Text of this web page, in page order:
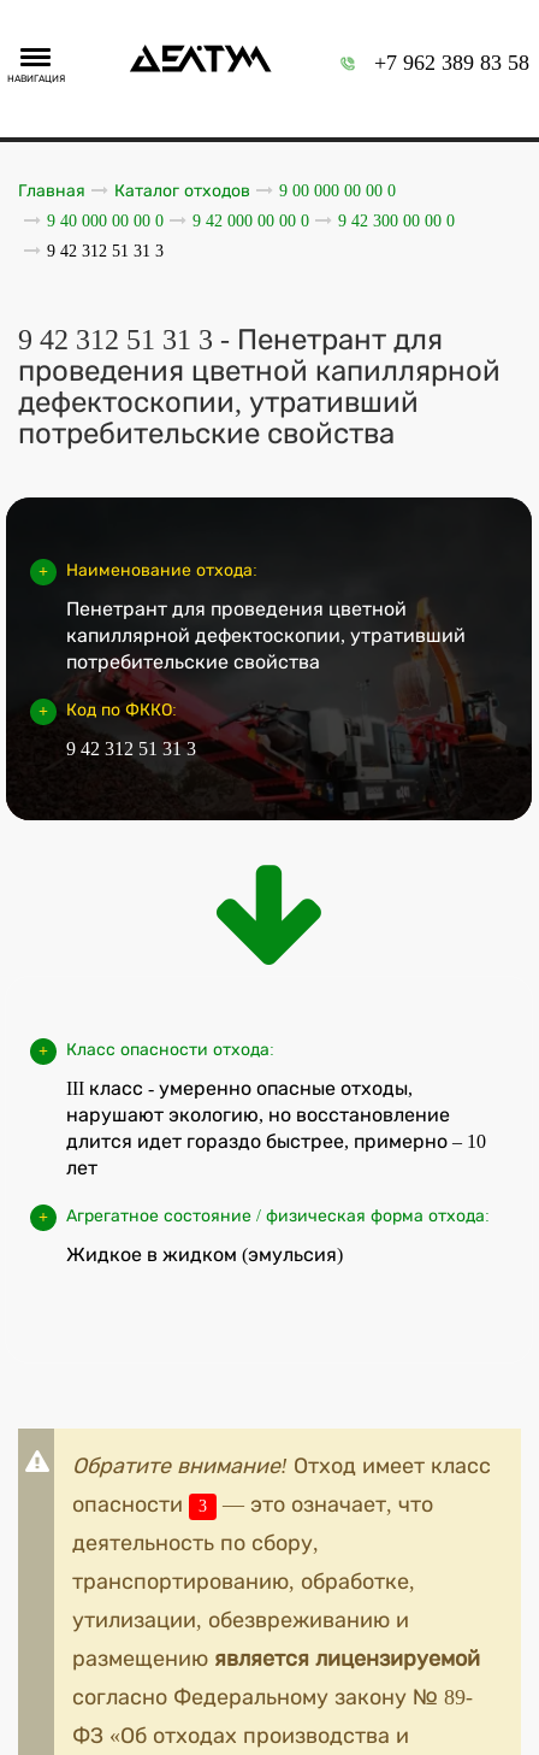
НАВИГАЦИЯ
+7 962 389 83 58
Главная Каталог отходов
9 00 000 00 00 0
9 40 000 00 00 0
9 42 000 00 00 0
9 42 300 00 00 0
9 42 312 51 31 3
9 42 312 51 31 3 - Пенетрант для
проведения цветной капиллярной
дефектоскопии, утративший
потребительские свойства
Наименование отхода:
Пенетрант для проведения цветной
капиллярной дефектоскопии, утративший
потребительские свойства
Код по ФККО:
9 42 312 51 31 3
Класс опасности отхода:
III класс - умеренно опасные отходы,
нарушают экологию, но восстановление
длится идет гораздо быстрее, примерно – 10
лет
Агрегатное состояние / физическая форма отхода:
Жидкое в жидком (эмульсия)
Обратите внимание! Отход имеет класс
опасности
3
— это означает, что
деятельность по сбору,
транспортированию, обработке,
утилизации, обезвреживанию и
размещению является лицензируемой
согласно Федеральному закону № 89-
ФЗ «Об отходах производства и